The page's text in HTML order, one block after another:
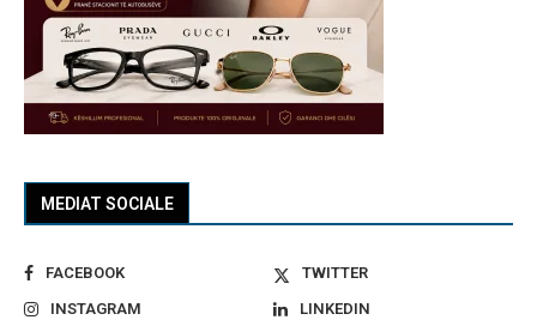
MEDIAT SOCIALE
FACEBOOK
TWITTER
INSTAGRAM
LINKEDIN